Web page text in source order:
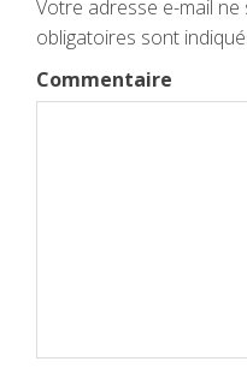
Votre adresse e-mail ne
obligatoires sont
Commentaire